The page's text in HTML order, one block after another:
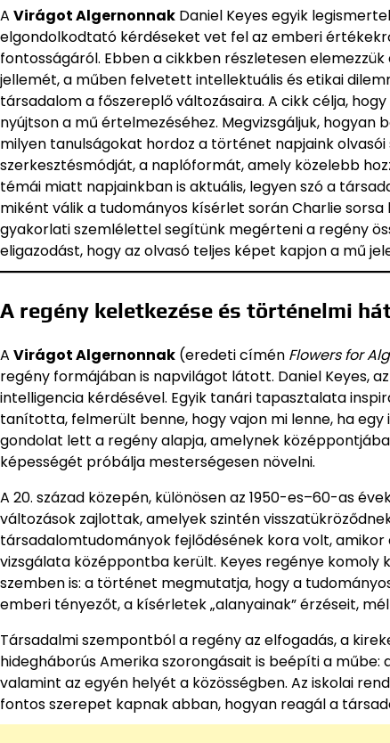
A Virágot Algernonnak Daniel Keyes egyik
elgondolkodtató kérdéseket vet fel az emberi
fontosságáról. Ebben a cikkben részletesen
jellemét, a műben felvetett intellektuális és etikai
társadalom a főszereplő változásaira. A cikk célja,
nyújtson a mű értelmezéséhez. Megvizsgáljuk,
milyen tanulságokat hordoz a történet napjaink
szerkesztésmódját, a naplóformát, amely közelebb
témái miatt napjainkban is aktuális, legyen szó a
miként válik a tudományos kísérlet során Charlie
gyakorlati szemlélettel segítünk megérteni a regény
eligazodást, hogy az olvasó teljes képet kapjon a mű
A regény keletkezése és történelmi
A Virágot Algernonnak (eredeti címén Flowers for
regény formájában is napvilágot látott. Daniel Keyes,
intelligencia kérdésével. Egyik tanári tapasztalata
tanította, felmerült benne, hogy vajon mi lenne, ha
gondolat lett a regény alapja, amelynek
képességét próbálja mesterségesen növelni.
A 20. század közepén, különösen az 1950-es–60-as
változások zajlottak, amelyek szintén
társadalomtudományok fejlődésének kora volt,
vizsgálata középpontba került. Keyes regénye
szemben is: a történet megmutatja, hogy a
emberi tényezőt, a kísérletek „alanyainak” érzéseit,
Társadalmi szempontból a regény az elfogadás, a
hidegháborús Amerika szorongásait is beépíti a
valamint az egyén helyét a közösségben. Az iskolai
fontos szerepet kapnak abban, hogyan reagál a